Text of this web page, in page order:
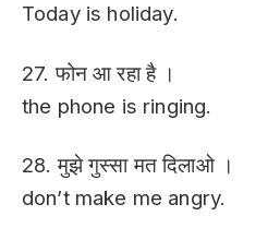
Today is holiday.
27. फोन आ रहा है ।
the phone is ringing.
28. मुझे गुस्सा मत दिलाओ ।
don’t make me angry.